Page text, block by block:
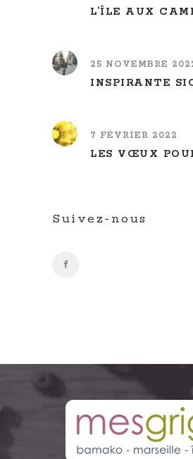
L’ÎLE AUX
25 NOVEMBRE
INSPIRANTE
7 FÉVRIER 2022
LES VŒUX
Suivez-nous